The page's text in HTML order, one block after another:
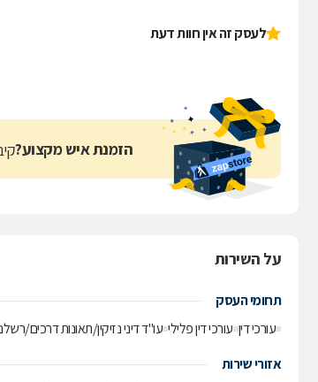
לעסק זה אין חוות דעת
הזמנת איש מקצוע?
על השירות
תחומי העסק
עורכי דין עורכי דין פלילי עו"ד דיני נזיקין/תאונות דרכים/
אזורי שירות